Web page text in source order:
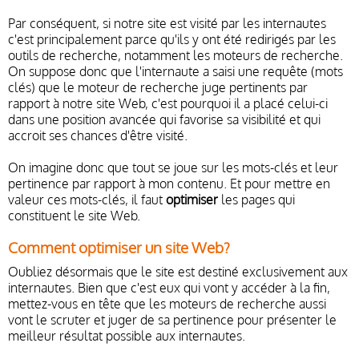
Par conséquent, si notre site est visité par les internautes
c'est principalement parce qu'ils y ont été redirigés par les
outils de recherche, notamment les moteurs de recherche.
On suppose donc que l'internaute a saisi une requête (mots
clés) que le moteur de recherche juge pertinents par
rapport à notre site Web, c'est pourquoi il a placé celui-ci
dans une position avancée qui favorise sa visibilité et qui
accroit ses chances d'être visité.
On imagine donc que tout se joue sur les mots-clés et leur
pertinence par rapport à mon contenu. Et pour mettre en
valeur ces mots-clés, il faut optimiser les pages qui
constituent le site Web.
Comment optimiser un site Web?
Oubliez désormais que le site est destiné exclusivement aux
internautes. Bien que c'est eux qui vont y accéder à la fin,
mettez-vous en tête que les moteurs de recherche aussi
vont le scruter et juger de sa pertinence pour présenter le
meilleur résultat possible aux internautes.